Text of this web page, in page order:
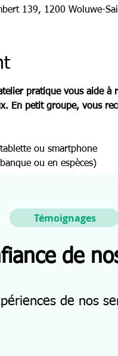
139, 1200 Woluwe-
pratique vous aide
En petit groupe, vous
ou smartphone
ou en espèces)
Témoignages
de
de nos